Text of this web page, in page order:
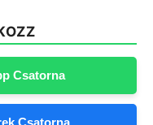
Csatorna
Csatorna